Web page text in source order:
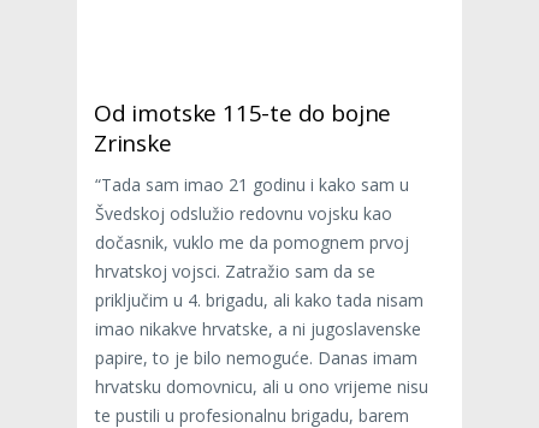
Od imotske 115-te do bojne
Zrinske
“Tada sam imao 21 godinu i kako sam u
Švedskoj odslužio redovnu vojsku kao
dočasnik, vuklo me da pomognem prvoj
hrvatskoj vojsci. Zatražio sam da se
priključim u 4. brigadu, ali kako tada nisam
imao nikakve hrvatske, a ni jugoslavenske
papire, to je bilo nemoguće. Danas imam
hrvatsku domovnicu, ali u ono vrijeme nisu
te pustili u profesionalnu brigadu, barem